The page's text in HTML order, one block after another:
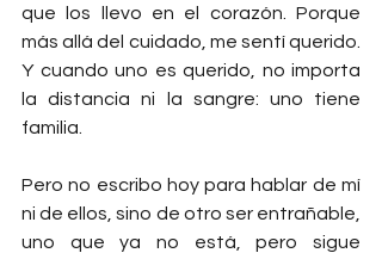
que los llevo en el corazón. Porque
más allá del cuidado, me sentí querido.
Y cuando uno es querido, no importa
la distancia ni la sangre: uno tiene
familia.
Pero no escribo hoy para hablar de mí
ni de ellos, sino de otro ser entrañable,
uno que ya no está, pero sigue